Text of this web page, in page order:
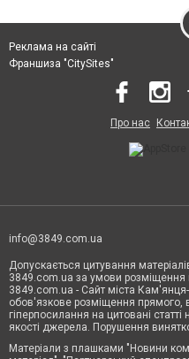
Реклама на сайті
Франшиза "CitySites"
Про нас
info@3849.com.ua
Допускається цитування
3849.com.ua за умови розміщення
3849.com.ua - Сайт міста
обов'язкове розміщення прямого,
гіперпосилання на цитовані
якості джерела. Порушення
Матеріали з плашками "Новини